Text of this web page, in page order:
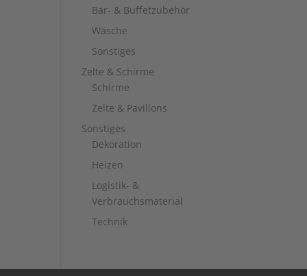
Bar- & Buffetzubehör
Wäsche
Sonstiges
Zelte & Schirme
Schirme
Zelte & Pavillons
Sonstiges
Dekoration
Heizen
Logistik- &
Verbrauchsmaterial
Technik